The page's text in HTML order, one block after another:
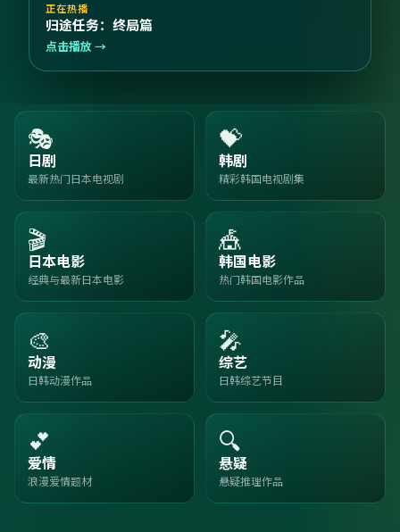
正在热播
归途任务：终局篇
点击播放 →
🎭
日剧
最新热门日本电视剧
💝
韩剧
精彩韩国电视剧集
🎬
日本电影
经典与最新日本电影
🎪
韩国电影
热门韩国电影作品
🎨
动漫
日韩动漫作品
🎤
综艺
日韩综艺节目
💕
爱情
浪漫爱情题材
🔍
悬疑
悬疑推理作品